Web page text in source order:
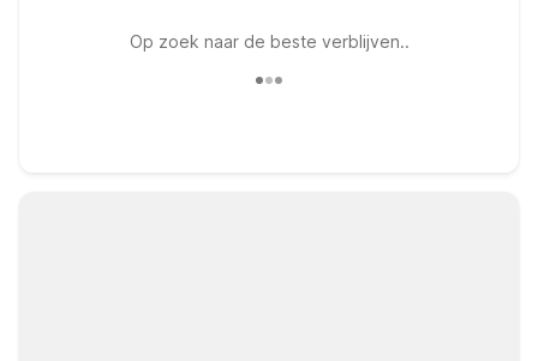
Op zoek naar de beste verblijven..